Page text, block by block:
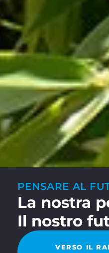
PENSARE AL
La nostra
Il nostro
VERSO IL